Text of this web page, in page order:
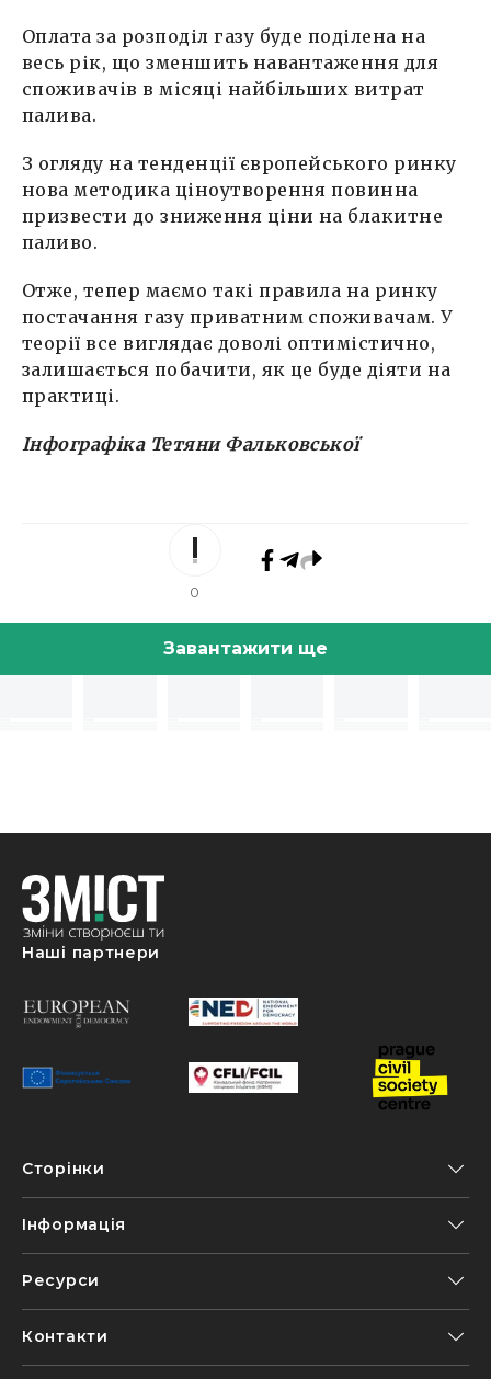
Оплата за розподіл газу буде поділена на
весь рік, що зменшить навантаження для
споживачів в місяці найбільших витрат
палива.
З огляду на тенденції європейського ринку
нова методика ціноутворення повинна
призвести до зниження ціни на блакитне
паливо.
Отже, тепер маємо такі правила на ринку
постачання газу приватним споживачам. У
теорії все виглядає доволі оптимістично,
залишається побачити, як це буде діяти на
практиці.
Інфографіка Тетяни Фальковської
0
Завантажити ще
Наші партнери
Сторінки
Інформація
Ресурси
Контакти